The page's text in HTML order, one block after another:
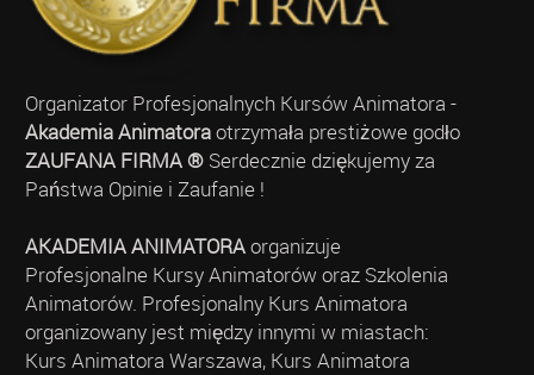
Organizator Profesjonalnych Kursów Animatora -
Akademia Animatoraotrzymała prestiżowe godło
ZAUFANA FIRMA ®Serdecznie dziękujemy za
Państwa Opinie i Zaufanie !
AKADEMIA ANIMATORAorganizuje
Profesjonalne Kursy Animatorów oraz Szkolenia
Animatorów. Profesjonalny Kurs Animatora
organizowany jest między innymi w miastach:
Kurs Animatora Warszawa, Kurs Animatora